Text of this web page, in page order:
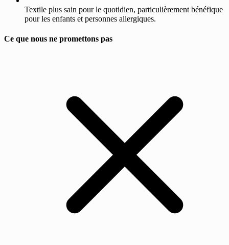
Textile plus sain pour le quotidien, particulièrement bénéfique
pour les enfants et personnes allergiques.
Ce que nous ne promettons pas